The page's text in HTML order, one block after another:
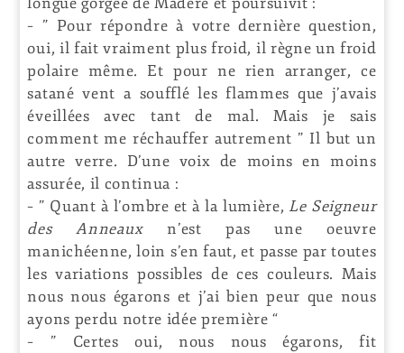
– ” Pour répondre à votre dernière question,
oui, il fait vraiment plus froid, il règne un froid
polaire même. Et pour ne rien arranger, ce
satané vent a soufflé les flammes que j’avais
éveillées avec tant de mal. Mais je sais
comment me réchauffer autrement ” Il but un
autre verre. D’une voix de moins en moins
assurée, il continua :
– ” Quant à l’ombre et à la lumière, Le Seigneur
des Anneauxn’est pas une oeuvre
manichéenne, loin s’en faut, et passe par toutes
les variations possibles de ces couleurs. Mais
nous nous égarons et j’ai bien peur que nous
ayons perdu notre idée première “
– ” Certes oui, nous nous égarons, fit